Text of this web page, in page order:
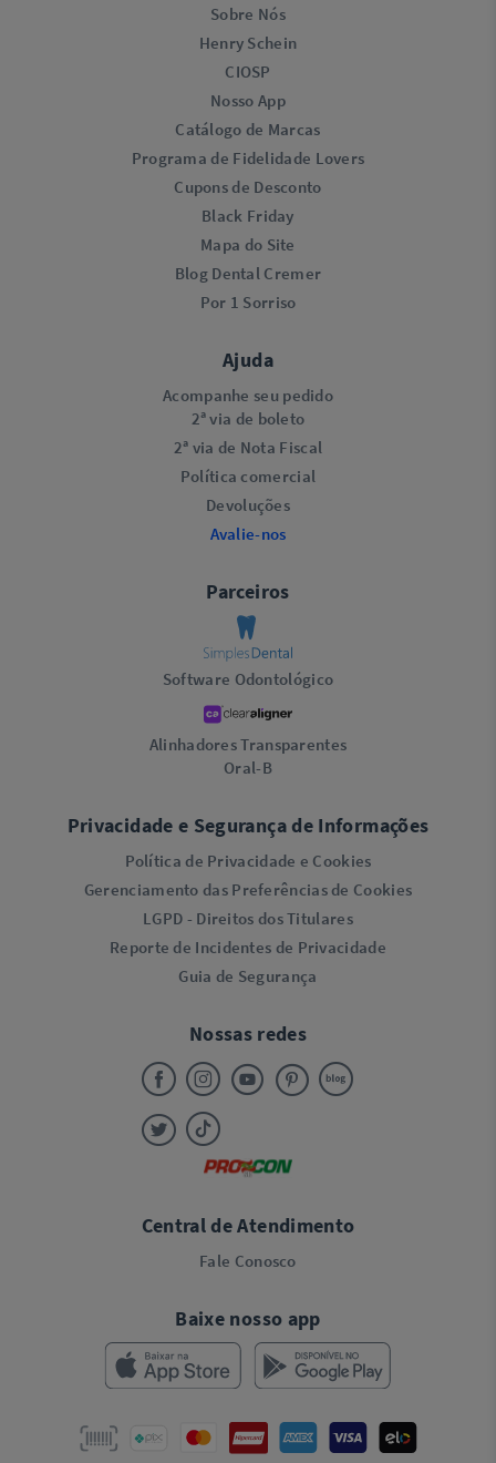
Sobre Nós
Henry Schein
CIOSP
Nosso App
Catálogo de Marcas
Programa de Fidelidade Lovers​
Cupons de Desconto
Black Friday
Mapa do Site
Blog Dental Cremer
Por 1 Sorriso
Ajuda
Acompanhe seu pedido
2ª via de boleto
2ª via de Nota Fiscal
Política comercial
Devoluções
Avalie-nos
Parceiros
Software Odontológico
Alinhadores Transparentes
Oral-B
Privacidade e Segurança de Informações
Política de Privacidade e Cookies
Gerenciamento das Preferências de Cookies
LGPD - Direitos dos Titulares
Reporte de Incidentes de Privacidade
Guia de Segurança
Nossas redes
Central de Atendimento
Fale Conosco
Baixe nosso app